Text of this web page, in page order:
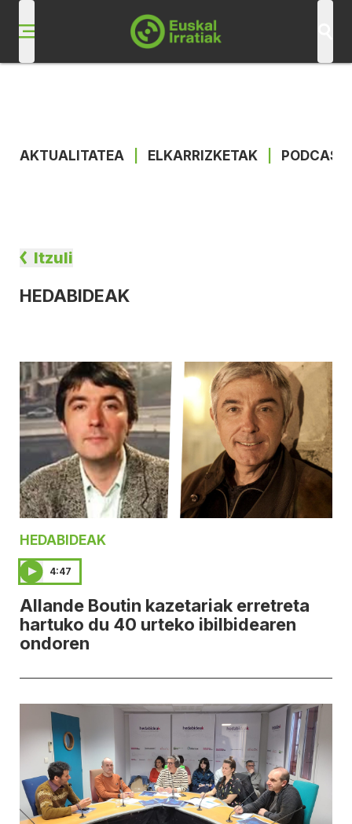
AKTUALITATEA ELKARRIZKETAK
Itzuli
HEDABIDEAK
HEDABIDEAK
4:47
Allande Boutin kazetariak erretreta
hartuko du 40 urteko ibilbidearen
ondoren